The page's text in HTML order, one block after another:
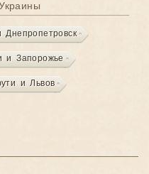
и Запорожье
и Львов